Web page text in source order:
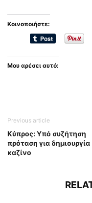
Κοινοποιήστε:
Μου αρέσει αυτό:
Previous article
Κύπρος: Υπό συζήτηση
πρόταση για δημιουργία
καζίνο